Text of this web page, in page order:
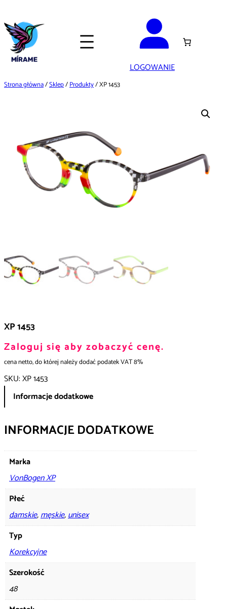
do
treści
LOGOWANIE
Strona główna/Sklep/Produkty/ XP 1453
XP 1453
Zaloguj się aby zobaczyć cenę.
cena netto, do której należy dodać podatek VAT 8%
SKU:XP 1453
Informacje dodatkowe
INFORMACJE DODATKOWE
Marka
VonBogen XP
Płeć
damskie,męskie,unisex
Typ
Korekcyjne
Szerokość
48